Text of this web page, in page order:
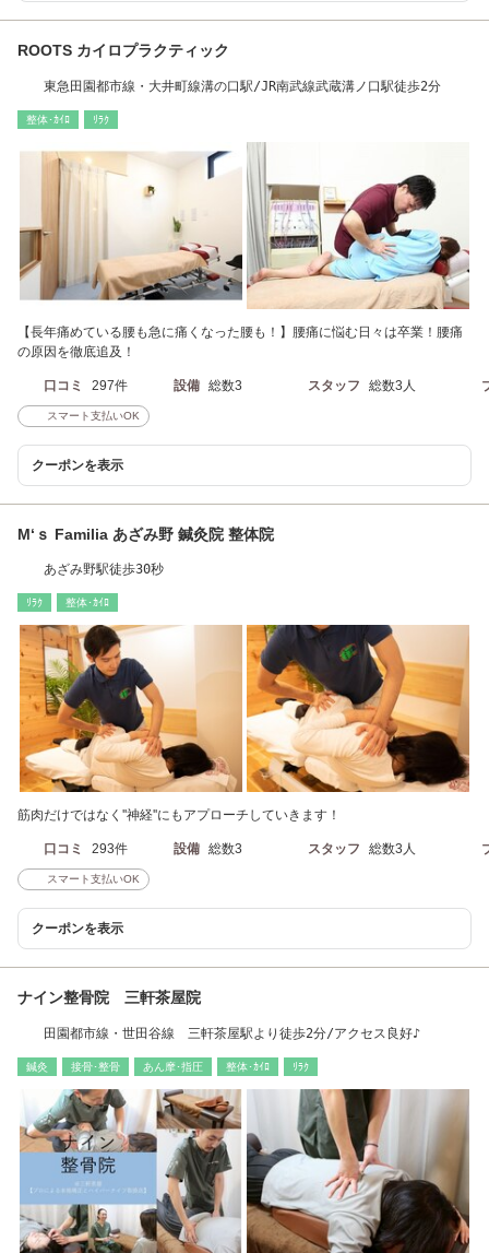
ROOTS カイロプラクティック
東急田園都市線・大井町線溝の口駅/JR南武線武蔵溝ノ口駅徒歩2分
整体･ｶｲﾛ ﾘﾗｸ
【長年痛めている腰も急に痛くなった腰も！】腰痛に悩む日々は卒業！腰痛
の原因を徹底追及！
口コミ 297件 設備 総数3 スタッフ 総数3人
スマート支払いOK
クーポンを表示
M‘ｓ Familia あざみ野 鍼灸院 整体院
あざみ野駅徒歩30秒
ﾘﾗｸ 整体･ｶｲﾛ
筋肉だけではなく''神経''にもアプローチしていきます！
口コミ 293件 設備 総数3 スタッフ 総数3人
スマート支払いOK
クーポンを表示
ナイン整骨院 三軒茶屋院
田園都市線・世田谷線 三軒茶屋駅より徒歩2分/アクセス良好♪
鍼灸 接骨･整骨 あん摩･指圧 整体･ｶｲﾛ ﾘﾗｸ